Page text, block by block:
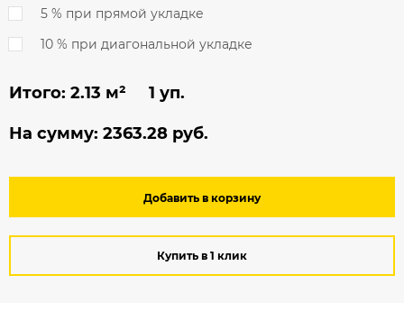
5 % при прямой укладке
10 % при диагональной укладке
Итого: 2.13 м² 1 уп.
На сумму: 2363.28 руб.
Добавить в корзину
Купить в 1 клик